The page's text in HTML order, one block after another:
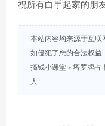
祝所有白手起家的朋
本站内容均来源于互联
如侵犯了您的合法权益
搞钱小课堂 » 塔罗牌占
人